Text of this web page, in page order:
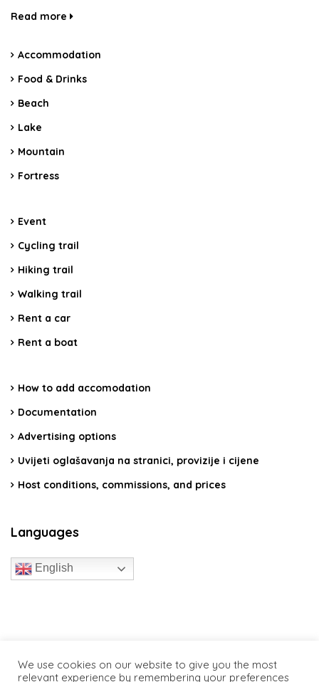
Read more
Accommodation
Food & Drinks
Beach
Lake
Mountain
Fortress
Event
Cycling trail
Hiking trail
Walking trail
Rent a car
Rent a boat
How to add accomodation
Documentation
Advertising options
Uvijeti oglašavanja na stranici, provizije i cijene
Host conditions, commissions, and prices
Languages
English
We use cookies on our website to give you the most
relevant experience by remembering your preferences